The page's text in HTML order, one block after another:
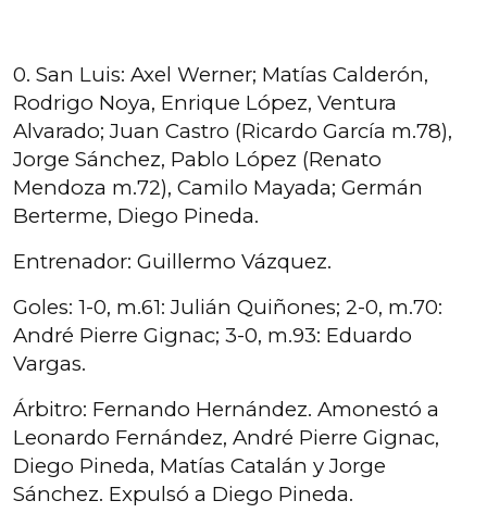
0. San Luis: Axel Werner; Matías Calderón,
Rodrigo Noya, Enrique López, Ventura
Alvarado; Juan Castro (Ricardo García m.78),
Jorge Sánchez, Pablo López (Renato
Mendoza m.72), Camilo Mayada; Germán
Berterme, Diego Pineda.
Entrenador: Guillermo Vázquez.
Goles: 1-0, m.61: Julián Quiñones; 2-0, m.70:
André Pierre Gignac; 3-0, m.93: Eduardo
Vargas.
Árbitro: Fernando Hernández. Amonestó a
Leonardo Fernández, André Pierre Gignac,
Diego Pineda, Matías Catalán y Jorge
Sánchez. Expulsó a Diego Pineda.